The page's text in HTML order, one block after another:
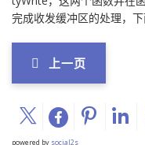
完成收发缓冲区的处理，
上一页
powered by social2s